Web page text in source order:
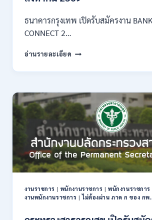
–
ธนาคารกรุงเทพ เปิดรับสมัครงาน
CONNECT 2…
อ่านรายละเอียด ธนาคาร
เปิด
สมัคร
งาน
40
ตำแหน่ง
/
ปริญญา
ตรี
หลาย
ขึ้น
ไป
งานราชการ | พนักงานราชการ |พนักงานราชกา
งานพนักงานราชการ |ไม่ต้องผ่าน ภาค ก ของ กพ.